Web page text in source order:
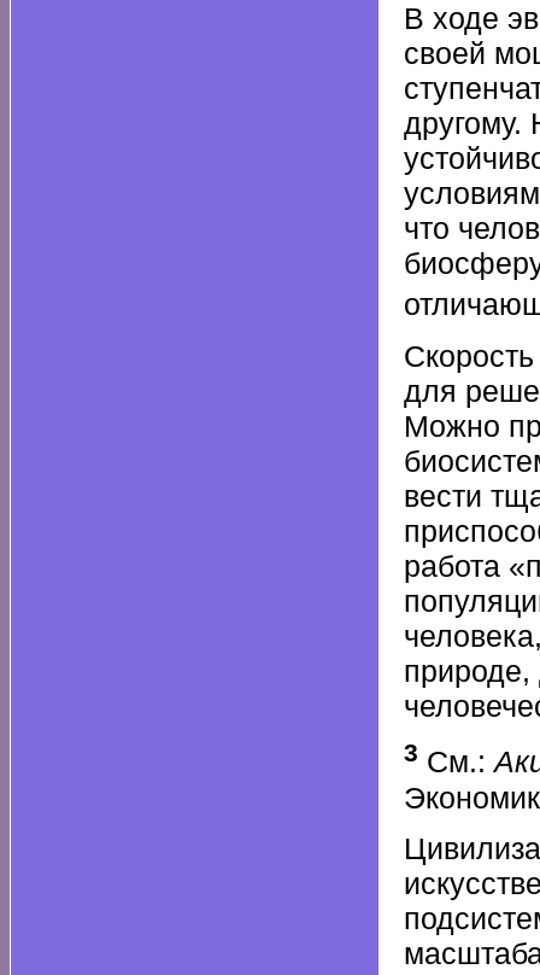
В ходе
своей
другому.
что
для
Можно
вести
работа
природе,
3 См.: